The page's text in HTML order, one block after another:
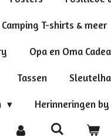
Camping T-shirts & meer
Opa en Oma
Tassen
Herinneringen by